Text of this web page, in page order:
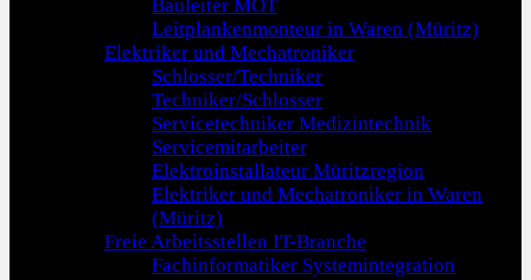
Bauleiter MOT
Leitplankenmonteur in Waren (Müritz)
Elektriker und Mechatroniker
Schlosser/Techniker
Techniker/Schlosser
Servicetechniker Medizintechnik
Servicemitarbeiter
Elektroinstallateur Müritzregion
Elektriker und Mechatroniker in Waren
(Müritz)
Freie Arbeitsstellen IT-Branche
Fachinformatiker Systemintegration